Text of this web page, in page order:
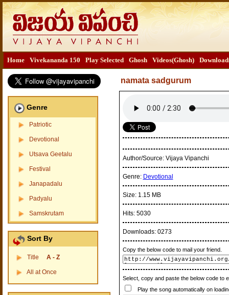
Home Vivekananda 150 Play Selected Ghosh Videos(Ghosh)
Genre
Patriotic
Devotional
Utsava Geetalu
Festival
Janapadalu
Padyalu
Samskrutam
Sort By
Title A - Z
All at Once
namata sadgurum
Author/Source: Vijaya Vipanchi
Genre: Devotional
Size: 1.15 MB
Hits: 5030
Downloads: 0273
Copy the below code to mail your friend.
Select, copy and paste the below code to
Play the song automatically on